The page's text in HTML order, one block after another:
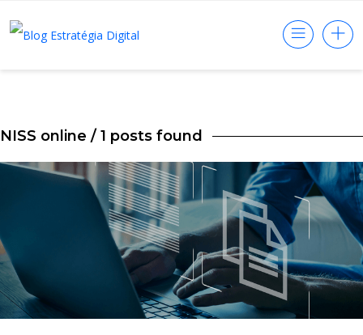
NISS online / 1 posts found